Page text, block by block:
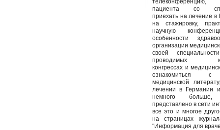
пациента со
приехать на лечение
на стажировку,
научную
особенности
организации
своей
проводимых
конгрессах и
ознакомиться с
медицинской
лечении в Германии
немного
представлено в сети
все это и многое
на страницах
"Информация для